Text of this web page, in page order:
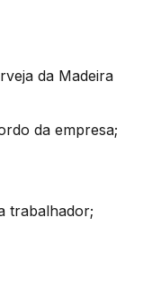
da Madeira
da empresa;
trabalhador;